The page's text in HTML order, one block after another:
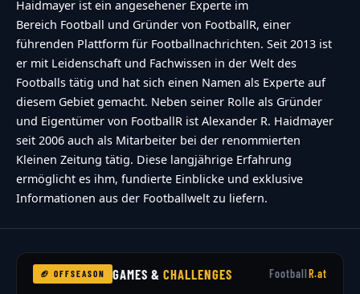
Haidmayer ist ein angesehener Experte im
Bereich Football und Gründer von FootballR, einer
führenden Plattform für Footballnachrichten. Seit 2013 ist
er mit Leidenschaft und Fachwissen in der Welt des
Footballs tätig und hat sich einen Namen als Experte auf
diesem Gebiet gemacht. Neben seiner Rolle als Gründer
und Eigentümer von FootballR ist Alexander R. Haidmayer
seit 2006 auch als Mitarbeiter bei der renommierten
Kleinen Zeitung tätig. Diese langjährige Erfahrung
ermöglicht es ihm, fundierte Einblicke und exklusive
Informationen aus der Footballwelt zu liefern.
🏈 OFFSEASON GAMES &CHALLENGES FootballR.at